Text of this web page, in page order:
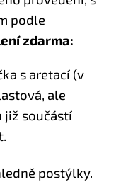
podle
zdarma:
s aretací (v
ale
již součástí
postýlky.